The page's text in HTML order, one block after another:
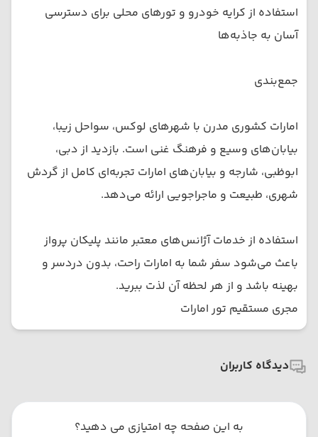
استفاده از کرایه خودرو و تورهای محلی برای دسترسی
آسان به جاذبه‌ها
جمع‌بندی
امارات کشوری مدرن با شهرهای لوکس، سواحل زیبا،
بیابان‌های وسیع و فرهنگ غنی است. بازدید از دبی،
ابوظبی، شارجه و بیابان‌های امارات تجربه‌ای کامل از گردش
شهری، طبیعت و ماجراجویی ارائه می‌دهد.
استفاده از خدمات آژانس‌های معتبر مانند پلیکان پرواز
باعث می‌شود سفر شما به امارات راحت، بدون دردسر و
بهینه باشد و از هر لحظه آن لذت ببرید.
مجری مستقیم تور امارات
دیدگاه کاربران
به این صفحه چه امتیازی می دهید؟